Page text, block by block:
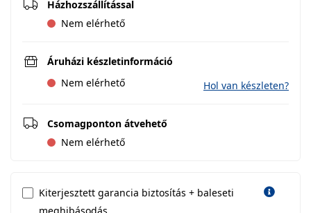
Házhozszállítással
Nem elérhető
Áruházi készletinformáció
Nem elérhető
Hol van készleten?
Csomagponton átvehető
Nem elérhető
Kiterjesztett garancia biztosítás + baleseti